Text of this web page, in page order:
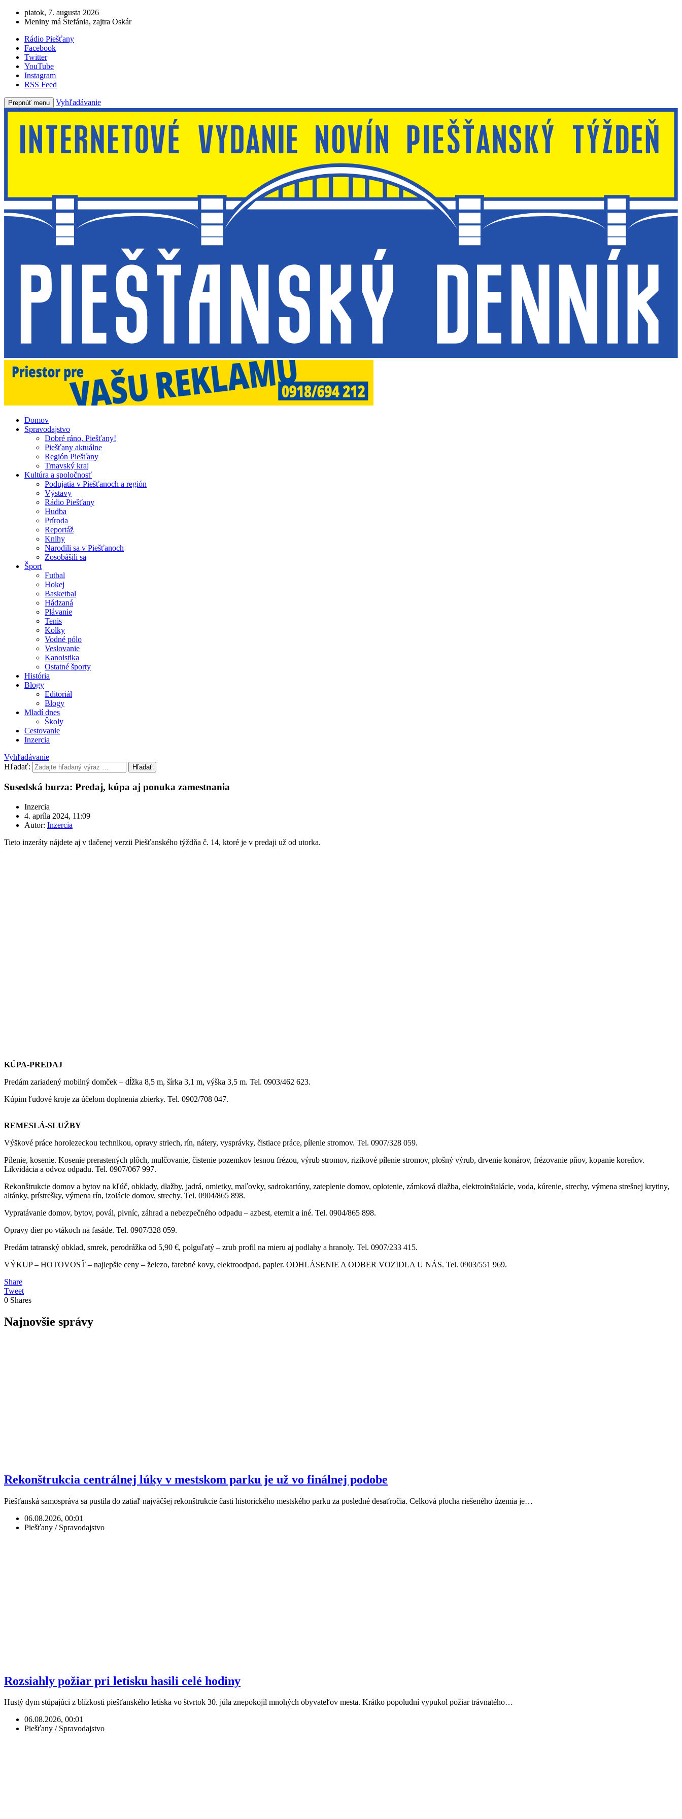
piatok, 7. augusta 2026
Meniny má Štefánia, zajtra Oskár
Rádio Piešťany
Facebook
Twitter
YouTube
Instagram
RSS Feed
Prepnúť menu Vyhľadávanie
Domov
Spravodajstvo
Dobré ráno, Piešťany!
Piešťany aktuálne
Región Piešťany
Trnavský kraj
Kultúra a spoločnosť
Podujatia v Piešťanoch a región
Výstavy
Rádio Piešťany
Hudba
Príroda
Reportáž
Knihy
Narodili sa v Piešťanoch
Zosobášili sa
Šport
Futbal
Hokej
Basketbal
Hádzaná
Plávanie
Tenis
Kolky
Vodné pólo
Veslovanie
Kanoistika
Ostatné športy
História
Blogy
Editoriál
Blogy
Mladí dnes
Školy
Cestovanie
Inzercia
Vyhľadávanie
Hľadať:
Hľadať
Susedská burza: Predaj, kúpa aj ponuka zamestnania
Inzercia
4. apríla 2024, 11:09
Autor: Inzercia
Tieto inzeráty nájdete aj v tlačenej verzii Piešťanského týždňa č. 14, ktoré je v predaji už od utorka.
KÚPA-PREDAJ
Predám zariadený mobilný domček – dĺžka 8,5 m, šírka 3,1 m, výška 3,5 m. Tel. 0903/462 623.
Kúpim ľudové kroje za účelom doplnenia zbierky. Tel. 0902/708 047.
REMESLÁ-SLUŽBY
Výškové práce horolezeckou technikou, opravy striech, rín, nátery, vysprávky, čistiace práce, pílenie stromov. Tel. 0907/328 059.
Pílenie, kosenie. Kosenie prerastených plôch, mulčovanie, čistenie pozemkov lesnou frézou, výrub stromov, rizikové pílenie stromov, plošný výrub, drvenie konárov, frézovanie pňov, kopanie koreňov.
Likvidácia a odvoz odpadu. Tel. 0907/067 997.
Rekonštrukcie domov a bytov na kľúč, obklady, dlažby, jadrá, omietky, maľovky, sadrokartóny, zateplenie domov, oplotenie, zámková dlažba, elektroinštalácie, voda, kúrenie, strechy, výmena strešnej krytiny,
altánky, prístrešky, výmena rín, izolácie domov, strechy. Tel. 0904/865 898.
Vypratávanie domov, bytov, povál, pivníc, záhrad a nebezpečného odpadu – azbest, eternit a iné. Tel. 0904/865 898.
Opravy dier po vtákoch na fasáde. Tel. 0907/328 059.
Predám tatranský obklad, smrek, perodrážka od 5,90 €, polguľatý – zrub profil na mieru aj podlahy a hranoly. Tel. 0907/233 415.
VÝKUP – HOTOVOSŤ – najlepšie ceny – železo, farebné kovy, elektroodpad, papier. ODHLÁSENIE A ODBER VOZIDLA U NÁS. Tel. 0903/551 969.
Share
Tweet
0 Shares
Najnovšie správy
Rekonštrukcia centrálnej lúky v mestskom parku je už vo finálnej podobe
Piešťanská samospráva sa pustila do zatiaľ najväčšej rekonštrukcie časti historického mestského parku za posledné desaťročia. Celková plocha riešeného územia je…
06.08.2026, 00:01
Piešťany / Spravodajstvo
Rozsiahly požiar pri letisku hasili celé hodiny
Hustý dym stúpajúci z blízkosti piešťanského letiska vo štvrtok 30. júla znepokojil mnohých obyvateľov mesta. Krátko popoludní vypukol požiar trávnatého…
06.08.2026, 00:01
Piešťany / Spravodajstvo